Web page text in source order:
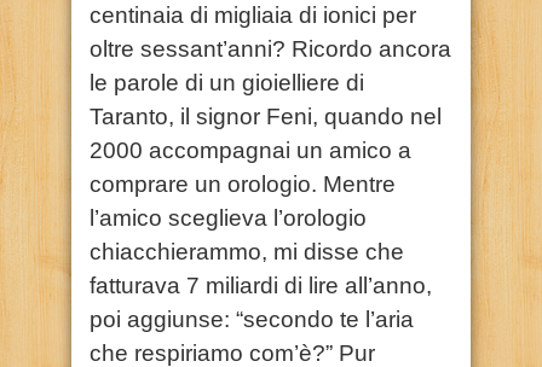
centinaia di migliaia di ionici per
oltre sessant’anni? Ricordo ancora
le parole di un gioielliere di
Taranto, il signor Feni, quando nel
2000 accompagnai un amico a
comprare un orologio. Mentre
l’amico sceglieva l’orologio
chiacchierammo, mi disse che
fatturava 7 miliardi di lire all’anno,
poi aggiunse: “secondo te l’aria
che respiriamo com’è?” Pur